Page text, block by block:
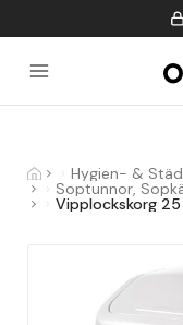
Hygien- &
Vipplockskorg